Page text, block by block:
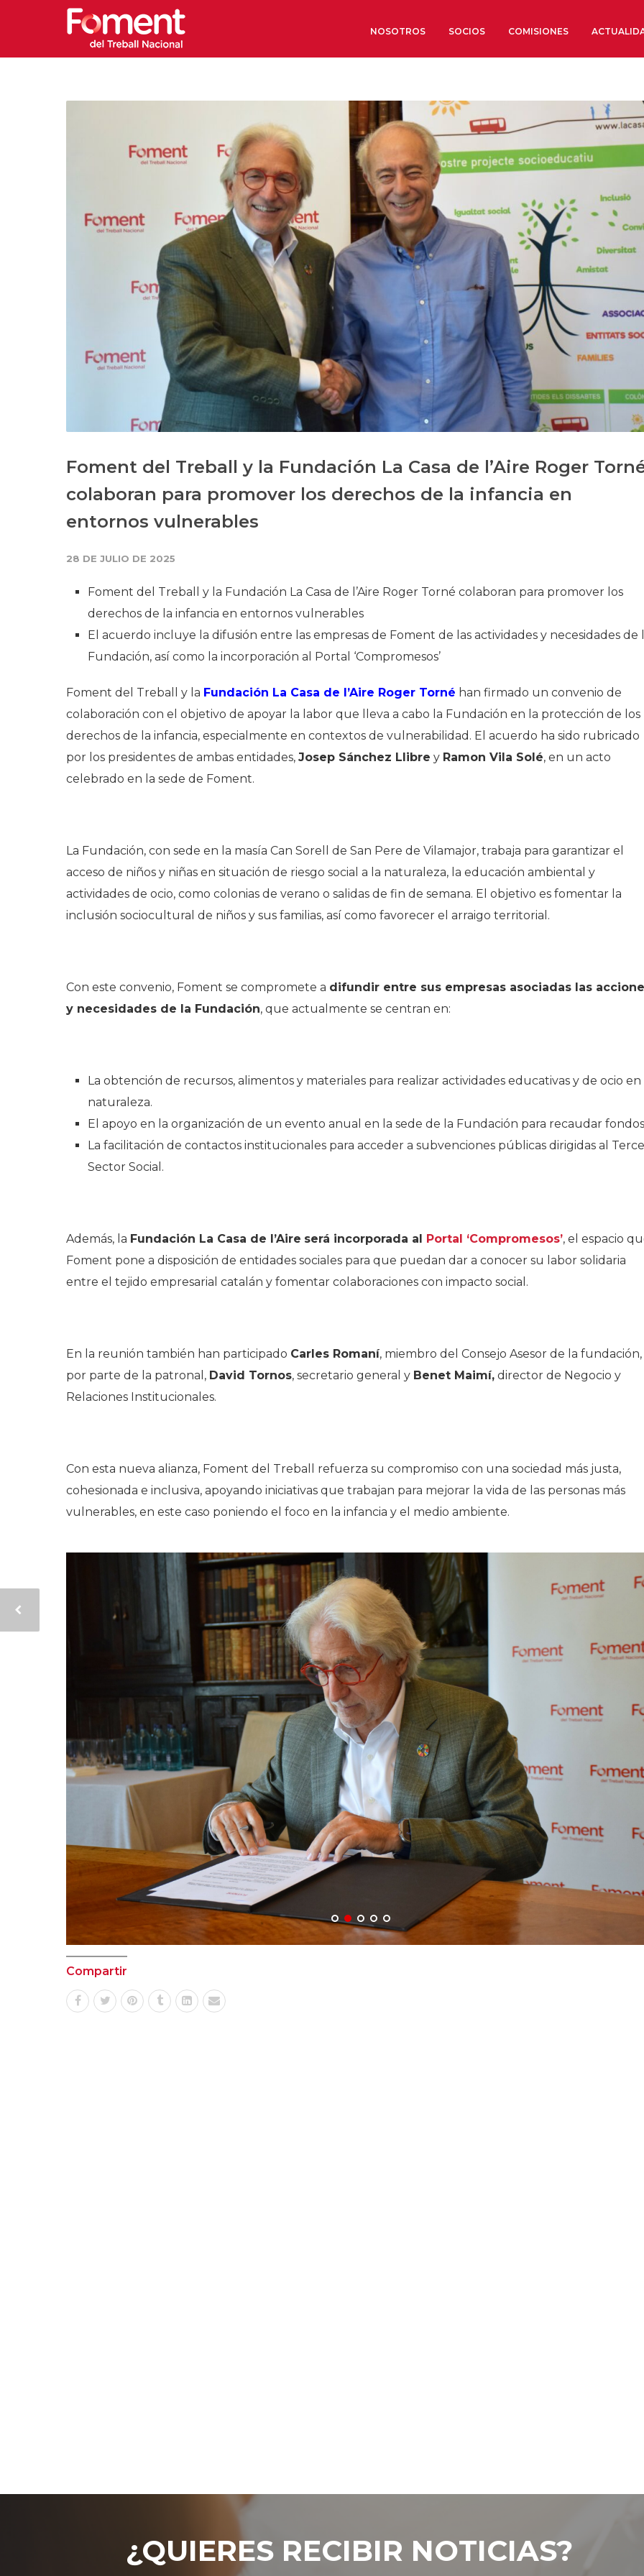
NOSOTROS
Órganos de Gobierno
Órganos Consultivos
Estructura Ejecutiva
Organizaciones sectoriales
Sociedad Barcelonesa de
Económicos y Sociales
Organizaciones territoriales
Conoce más
Historia
Galería de Presidentes
Biblioteca Archivo
Sede Social
SOCIOS COMISIONES
Foment del Treball y la Fundación La Casa de l’Aire Roger
colaboran para promover los derechos de la infancia en
entornos vulnerables
28 DE JULIO DE 2025
Foment del Treball y la Fundación La Casa de l’Aire Roger Torné colaboran para promover los
derechos de la infancia en entornos vulnerables
El acuerdo incluye la difusión entre las empresas de Foment de las actividades y necesidades de
Fundación, así como la incorporación al Portal ‘Compromesos’
Foment del Treball y la Fundación La Casa de l’Aire Roger Torné han firmado un convenio de
colaboración con el objetivo de apoyar la labor que lleva a cabo la Fundación en la protección de los
derechos de la infancia, especialmente en contextos de vulnerabilidad. El acuerdo ha sido rubricado
por los presidentes de ambas entidades, Josep Sánchez Llibre y Ramon Vila Solé, en un acto
celebrado en la sede de Foment.
La Fundación, con sede en la masía Can Sorell de San Pere de Vilamajor, trabaja para garantizar el
acceso de niños y niñas en situación de riesgo social a la naturaleza, la educación ambiental y
actividades de ocio, como colonias de verano o salidas de fin de semana. El objetivo es fomentar la
inclusión sociocultural de niños y sus familias, así como favorecer el arraigo territorial.
Con este convenio, Foment se compromete a difundir entre sus empresas asociadas las
y necesidades de la Fundación, que actualmente se centran en:
La obtención de recursos, alimentos y materiales para realizar actividades educativas y de ocio en
naturaleza.
El apoyo en la organización de un evento anual en la sede de la Fundación para recaudar
La facilitación de contactos institucionales para acceder a subvenciones públicas dirigidas al
Sector Social.
Además, la Fundación La Casa de l’Aire será incorporada al Portal ‘Compromesos’, el espacio
Foment pone a disposición de entidades sociales para que puedan dar a conocer su labor solidaria
entre el tejido empresarial catalán y fomentar colaboraciones con impacto social.
En la reunión también han participado Carles Romaní, miembro del Consejo Asesor de la fundación,
por parte de la patronal, David Tornos, secretario general y Benet Maimí, director de Negocio y
Relaciones Institucionales.
Con esta nueva alianza, Foment del Treball refuerza su compromiso con una sociedad más justa,
cohesionada e inclusiva, apoyando iniciativas que trabajan para mejorar la vida de las personas más
vulnerables, en este caso poniendo el foco en la infancia y el medio ambiente.
Compartir
¿QUIERES RECIBIR NOTICIAS?